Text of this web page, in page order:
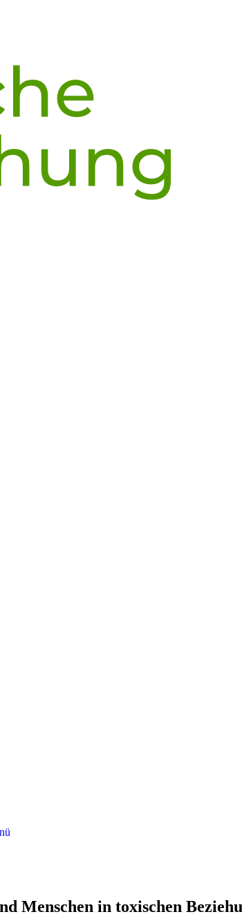
Menschen in toxischen